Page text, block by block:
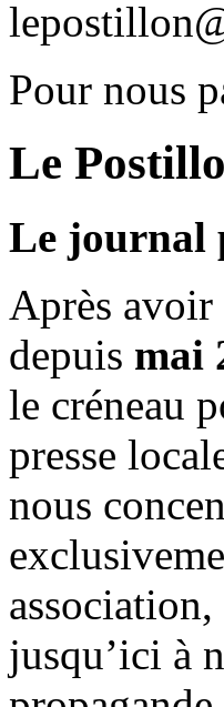
Pour nous
Le
Le journal
Après avoir
depuis mai
le créneau
presse
nous
jusqu’ici à